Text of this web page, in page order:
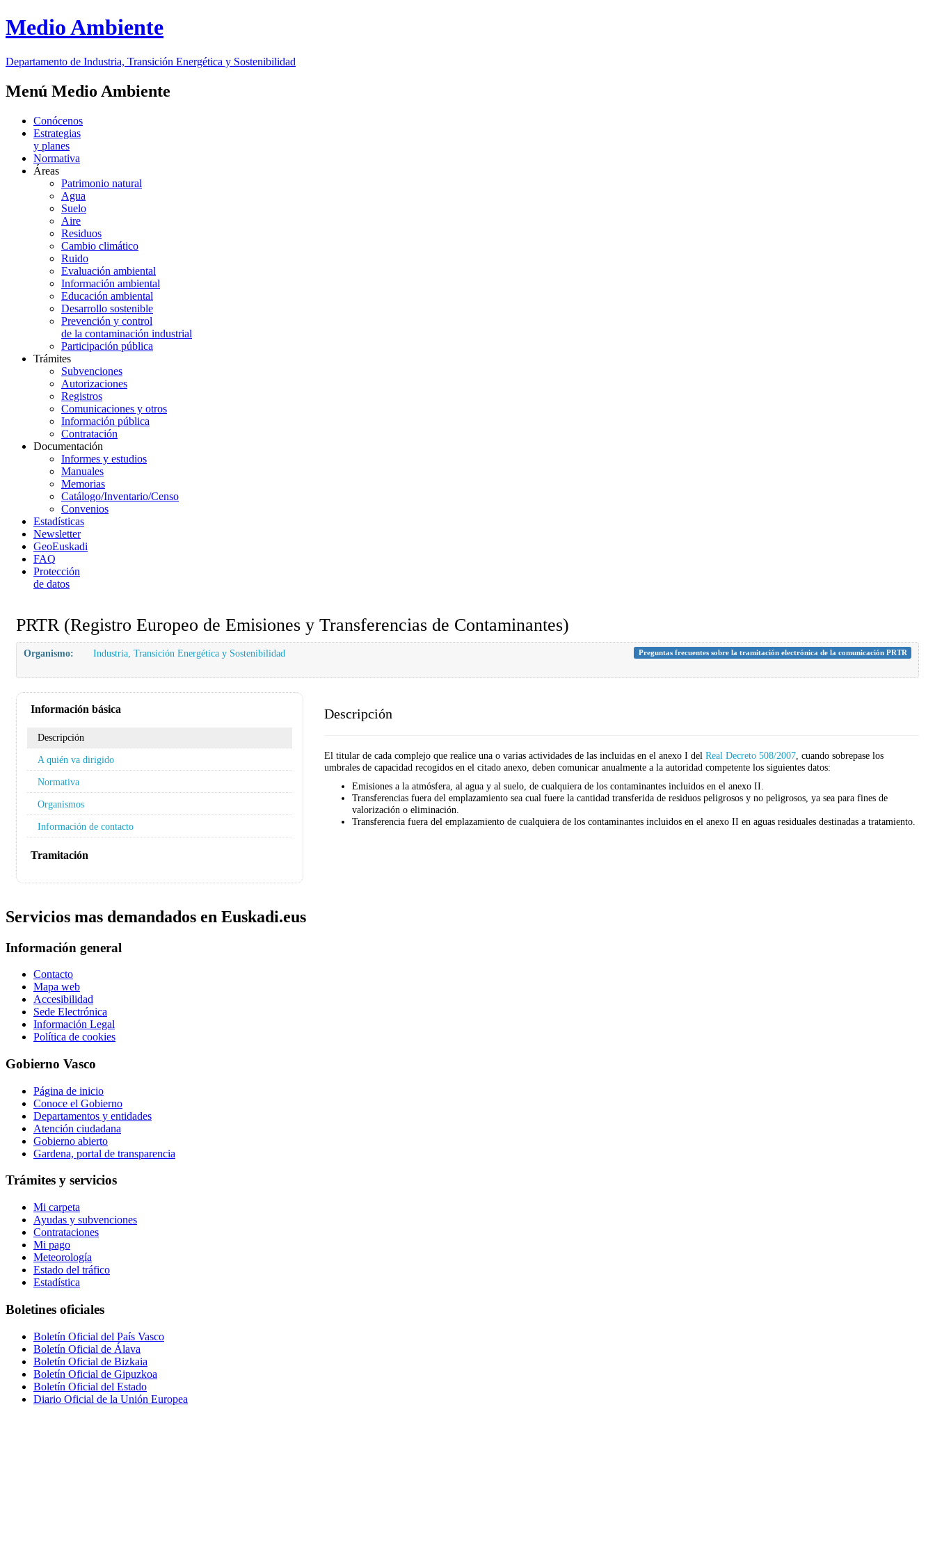
Medio Ambiente
Departamento de Industria, Transición Energética y Sostenibilidad
Menú Medio Ambiente
Conócenos
Estrategias
y planes
Normativa
Áreas
Patrimonio natural
Agua
Suelo
Aire
Residuos
Cambio climático
Ruido
Evaluación ambiental
Información ambiental
Educación ambiental
Desarrollo sostenible
Prevención y control
de la contaminación industrial
Participación pública
Trámites
Subvenciones
Autorizaciones
Registros
Comunicaciones y otros
Información pública
Contratación
Documentación
Informes y estudios
Manuales
Memorias
Catálogo/Inventario/Censo
Convenios
Estadísticas
Newsletter
GeoEuskadi
FAQ
Protección
de datos
PRTR (Registro Europeo de Emisiones y Transferencias de Contaminantes)
Organismo: Industria, Transición Energética y Sostenibilidad Preguntas frecuentes sobre la tramitación electrónica de la comunicación PRTR
Información básica
Descripción
A quién va dirigido
Normativa
Organismos
Información de contacto
Tramitación
Descripción
El titular de cada complejo que realice una o varias actividades de las incluidas en el anexo I del Real Decreto 508/2007, cuando sobrepase los
umbrales de capacidad recogidos en el citado anexo, deben comunicar anualmente a la autoridad competente los siguientes datos:
Emisiones a la atmósfera, al agua y al suelo, de cualquiera de los contaminantes incluidos en el anexo II.
Transferencias fuera del emplazamiento sea cual fuere la cantidad transferida de residuos peligrosos y no peligrosos, ya sea para fines de
valorización o eliminación.
Transferencia fuera del emplazamiento de cualquiera de los contaminantes incluidos en el anexo II en aguas residuales destinadas a tratamiento.
Servicios mas demandados en Euskadi.eus
Información general
Contacto
Mapa web
Accesibilidad
Sede Electrónica
Información Legal
Política de cookies
Gobierno Vasco
Página de inicio
Conoce el Gobierno
Departamentos y entidades
Atención ciudadana
Gobierno abierto
Gardena, portal de transparencia
Trámites y servicios
Mi carpeta
Ayudas y subvenciones
Contrataciones
Mi pago
Meteorología
Estado del tráfico
Estadística
Boletines oficiales
Boletín Oficial del País Vasco
Boletín Oficial de Álava
Boletín Oficial de Bizkaia
Boletín Oficial de Gipuzkoa
Boletín Oficial del Estado
Diario Oficial de la Unión Europea